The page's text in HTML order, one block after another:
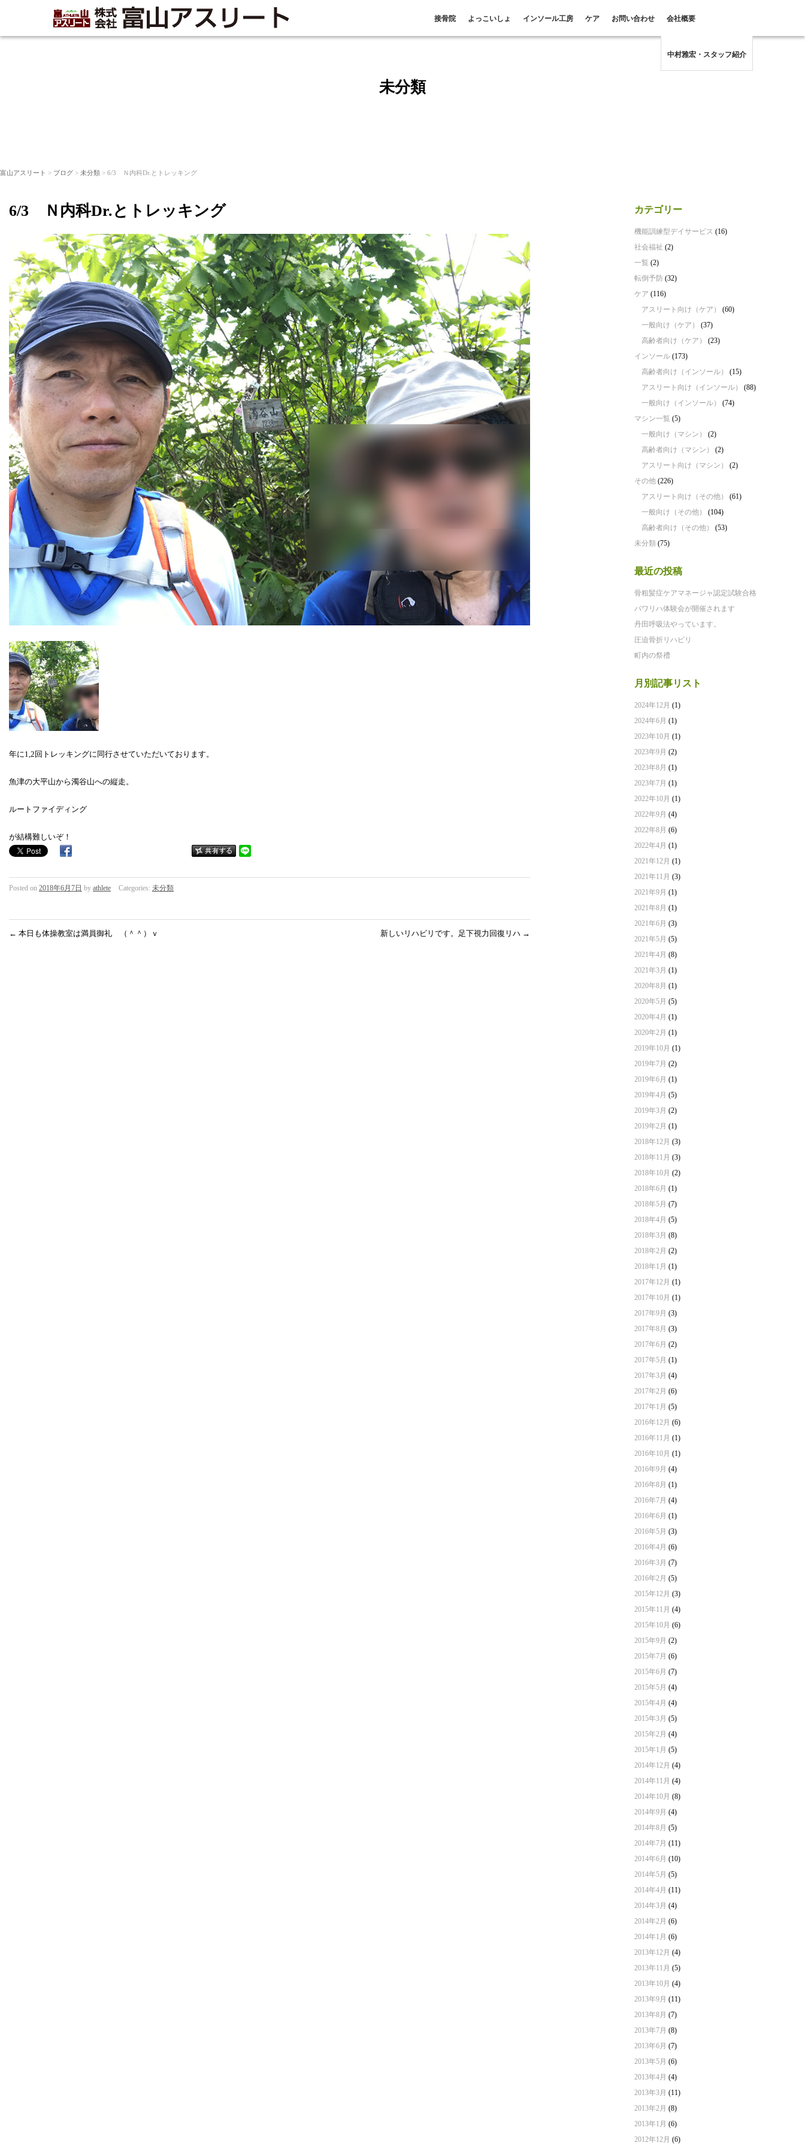
接骨院 よっこいしょ インソール工房 ケア お問い合わせ 会社概要
中村雅宏・スタッフ紹介
未分類
富山アスリート > ブログ > 未分類 > 6/3 Ｎ内科Dr.とトレッキング
6/3 Ｎ内科Dr.とトレッキング
年に1,2回トレッキングに同行させていただいております。
魚津の大平山から濁谷山への縦走。
ルートファイディング
が結構難しいぞ！
Posted on 2018年6月7日 by athlete Categories: 未分類
← 本日も体操教室は満員御礼 （＾＾）ｖ 新しいリハビリです。足下視力回復リハ →
カテゴリー
機能訓練型デイサービス (16)
社会福祉 (2)
一覧 (2)
転倒予防 (32)
ケア (116)
アスリート向け（ケア）
(60)
一般向け（ケア）
(37)
高齢者向け（ケア）
(23)
インソール (173)
高齢者向け（インソール）
(15)
アスリート向け（インソール）
(88)
一般向け（インソール）
(74)
マシン一覧 (5)
一般向け（マシン）
(2)
高齢者向け（マシン）
(2)
アスリート向け（マシン）
(2)
その他 (226)
アスリート向け（その他）
(61)
一般向け（その他）
(104)
高齢者向け（その他）
(53)
未分類 (75)
最近の投稿
骨粗髪症ケアマネージャ認定試験合格
パワリハ体験会が開催されます
丹田呼吸法やっています。
圧迫骨折リハビリ
町内の祭禮
月別記事リスト
2024年12月 (1)
2024年6月 (1)
2023年10月 (1)
2023年9月 (2)
2023年8月 (1)
2023年7月 (1)
2022年10月 (1)
2022年9月 (4)
2022年8月 (6)
2022年4月 (1)
2021年12月 (1)
2021年11月 (3)
2021年9月 (1)
2021年8月 (1)
2021年6月 (3)
2021年5月 (5)
2021年4月 (8)
2021年3月 (1)
2020年8月 (1)
2020年5月 (5)
2020年4月 (1)
2020年2月 (1)
2019年10月 (1)
2019年7月 (2)
2019年6月 (1)
2019年4月 (5)
2019年3月 (2)
2019年2月 (1)
2018年12月 (3)
2018年11月 (3)
2018年10月 (2)
2018年6月 (1)
2018年5月 (7)
2018年4月 (5)
2018年3月 (8)
2018年2月 (2)
2018年1月 (1)
2017年12月 (1)
2017年10月 (1)
2017年9月 (3)
2017年8月 (3)
2017年6月 (2)
2017年5月 (1)
2017年3月 (4)
2017年2月 (6)
2017年1月 (5)
2016年12月 (6)
2016年11月 (1)
2016年10月 (1)
2016年9月 (4)
2016年8月 (1)
2016年7月 (4)
2016年6月 (1)
2016年5月 (3)
2016年4月 (6)
2016年3月 (7)
2016年2月 (5)
2015年12月 (3)
2015年11月 (4)
2015年10月 (6)
2015年9月 (2)
2015年7月 (6)
2015年6月 (7)
2015年5月 (4)
2015年4月 (4)
2015年3月 (5)
2015年2月 (4)
2015年1月 (5)
2014年12月 (4)
2014年11月 (4)
2014年10月 (8)
2014年9月 (4)
2014年8月 (5)
2014年7月 (11)
2014年6月 (10)
2014年5月 (5)
2014年4月 (11)
2014年3月 (4)
2014年2月 (6)
2014年1月 (6)
2013年12月 (4)
2013年11月 (5)
2013年10月 (4)
2013年9月 (11)
2013年8月 (7)
2013年7月 (8)
2013年6月 (7)
2013年5月 (6)
2013年4月 (4)
2013年3月 (11)
2013年2月 (8)
2013年1月 (6)
2012年12月 (6)